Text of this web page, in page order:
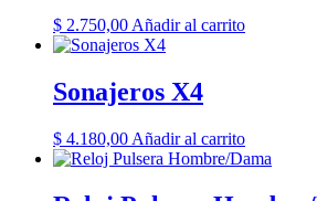
$ 2.750,00 Añadir al carrito
Sonajeros X4
$ 4.180,00 Añadir al carrito